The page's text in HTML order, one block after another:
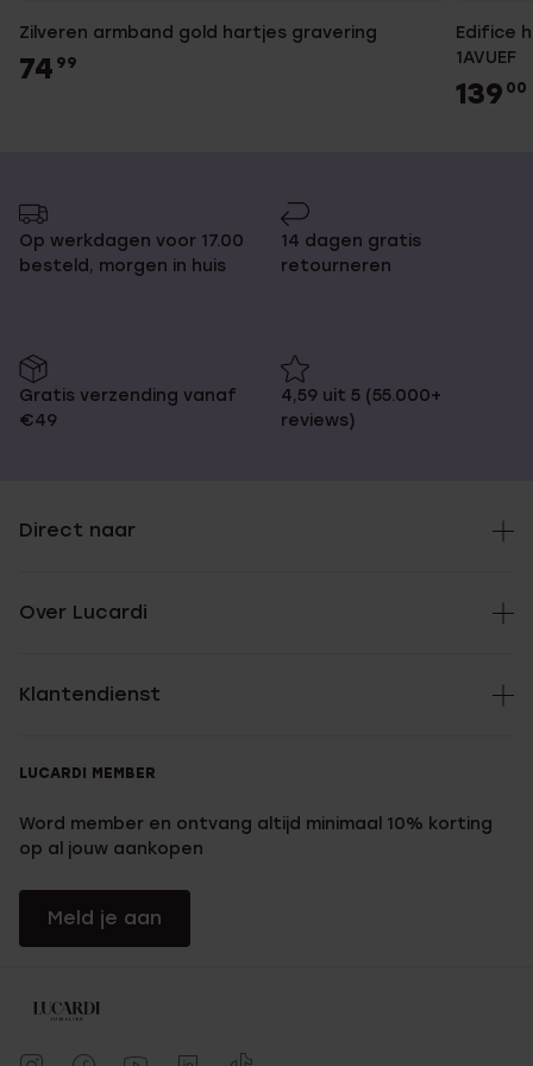
Zilveren armband gold hartjes gravering
74 99
Edifice
1AVUEF
139 00
Op werkdagen voor 17.00
besteld, morgen in huis
14 dagen gratis
retourneren
Gratis verzending vanaf
€49
4,59 uit 5 (55.000+
reviews)
Direct naar
Over Lucardi
Klantendienst
LUCARDI MEMBER
Word member en ontvang altijd minimaal 10% korting
op al jouw aankopen
Meld je aan